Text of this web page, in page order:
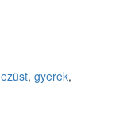
ezüst, gyerek,